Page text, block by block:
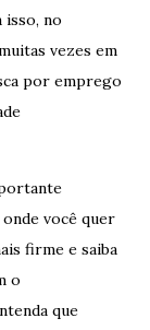
isso, no
vezes em
por emprego
você quer
firme e saiba
o
que